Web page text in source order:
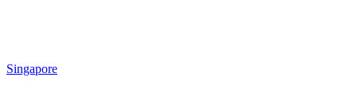
Singapore